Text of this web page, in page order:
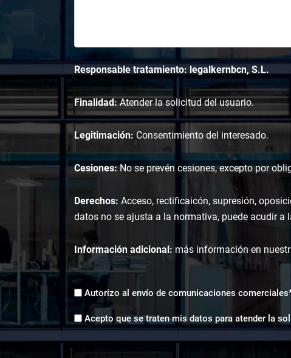
Responsable tratamiento: legalkernbcn, S.L.
Finalidad:Atender la solicitud del usuario.
Legitimación: Consentimiento del interesado.
Cesiones:No se prevén cesiones, excepto por
Derechos: Acceso, rectificaicón, supresión,
datos no se ajusta a la normativa, puede acudir a
Información adicional: más información en
Envíos
comerciales
*
Autorizo al envío de comunicaciones
Aceptación
tratamiento
de
Acepto que se traten mis datos para atender la